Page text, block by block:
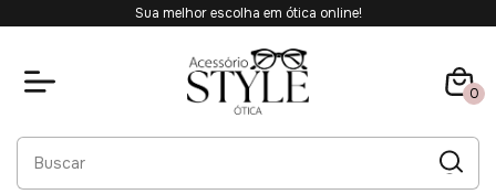
Sua melhor escolha em ótica online!
0